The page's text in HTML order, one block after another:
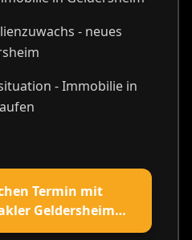
- neues
- Immobilie in
Termin mit
Geldersheim